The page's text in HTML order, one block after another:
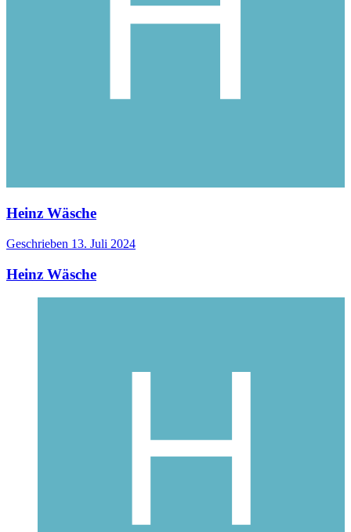
Heinz Wäsche
Geschrieben 13. Juli 2024
Heinz Wäsche